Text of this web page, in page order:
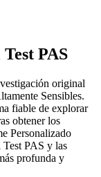
PAS
original
Sensibles.
fiable de explorar
obtener los
Personalizado
Test PAS y las
profunda y